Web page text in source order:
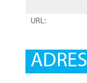
URL: